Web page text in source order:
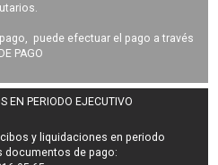
puede efectuar el pago a través
PAGO
EN PERIODO EJECUTIVO
y liquidaciones en periodo
documentos de pago: